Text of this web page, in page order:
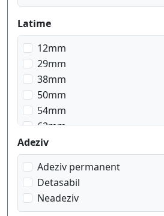
Latime
12mm
29mm
38mm
50mm
54mm
62mm
Adeziv
Adeziv permanent
Detasabil
Neadeziv